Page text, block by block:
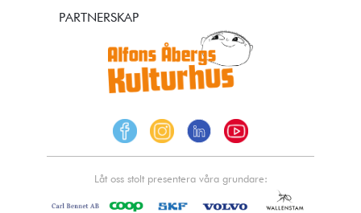
PARTNERSKAP
Låt oss stolt presentera våra grundare: